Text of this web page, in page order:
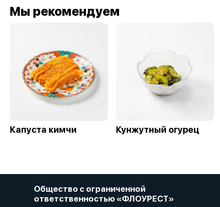
Мы рекомендуем
Капуста кимчи Кунжутный огурец
Общество с ограниченной
ответственностью «ФЛОУРЕСТ»